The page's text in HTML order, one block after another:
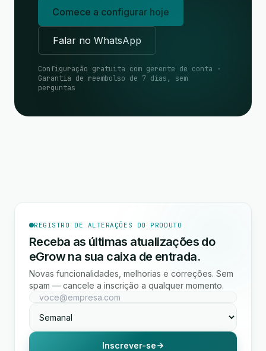
Comece a configurar hoje
Falar no WhatsApp
Configuração gratuita com gerente de conta ·
Garantia de reembolso de 7 dias, sem
perguntas
REGISTRO DE ALTERAÇÕES DO PRODUTO
Receba as últimas atualizações do
eGrow na sua caixa de entrada.
Novas funcionalidades, melhorias e correções. Sem
spam — cancele a inscrição a qualquer momento.
Inscrever-se